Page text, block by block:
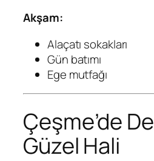
Akşam:
Alaçatı sokakları
Gün batımı
Ege mutfağı
Çeşme’de
Güzel Hali